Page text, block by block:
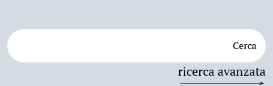
Cerca
ricerca avanzata